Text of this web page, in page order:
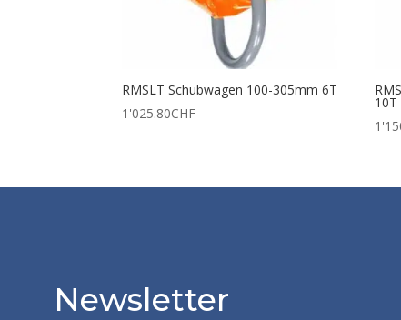
RMSLT Schubwagen 100-305mm 6T
1'025.80CHF
10T
Newsletter